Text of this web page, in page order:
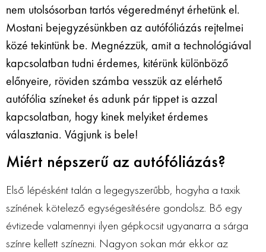
nem utolsósorban tartós végeredményt érhetünk el.
Mostani bejegyzésünkben az autófóliázás rejtelmei
közé tekintünk be. Megnézzük, amit a technológiával
kapcsolatban tudni érdemes, kitérünk különböző
előnyeire, röviden számba vesszük az elérhető
autófólia színeket és adunk pár tippet is azzal
kapcsolatban, hogy kinek melyiket érdemes
választania. Vágjunk is bele!
Miért népszerű az autófóliázás?
Első lépésként talán a legegyszerűbb, hogyha a taxik
színének kötelező egységesítésére gondolsz. Bő egy
évtizede valamennyi ilyen gépkocsit ugyanarra a sárga
színre kellett színezni. Nagyon sokan már ekkor az